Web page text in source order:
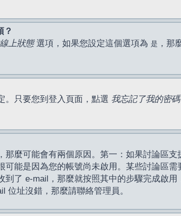
？
上狀態選項，如果您設定這個選項為 是 ，那
。只要您到登入頁面，點選 我忘記了我的密碼
麼可能會有兩個原因。第一：如果討論區
能是因為您的帳號尚未啟用。某些討論區
了 e-mail，那麼就按照其中的步驟完成啟
位址沒錯，那麼請聯絡管理員。